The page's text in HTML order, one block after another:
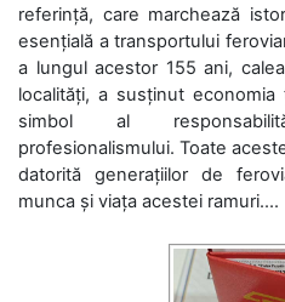
referință, care marchează
esențială a transportului
a lungul acestor 155 ani,
localități, a susținut
simbol al
profesionalismului. Toate
datorită generațiilor de
munca și viața acestei ramuri....